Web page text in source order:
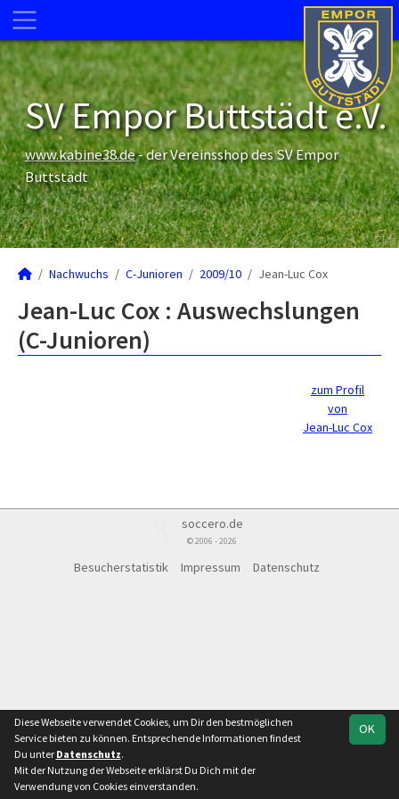
SV Empor Buttstädt e.V.
www.kabine38.de- der Vereinsshop des SV Empor
Buttstädt
Nachwuchs C-Junioren 2009/10 Jean-Luc Cox
Jean-Luc Cox : Auswechslungen
(C-Junioren)
zum Profil
von
Jean-Luc Cox
soccero.de
© 2006 - 2026
Besucherstatistik Impressum Datenschutz
OK
Diese Webseite verwendet Cookies, um Dir den bestmöglichen
Service bieten zu können. Entsprechende Informationen findest
Du unter Datenschutz.
Mit der Nutzung der Webseite erklärst Du Dich mit der
Verwendung von Cookies einverstanden.